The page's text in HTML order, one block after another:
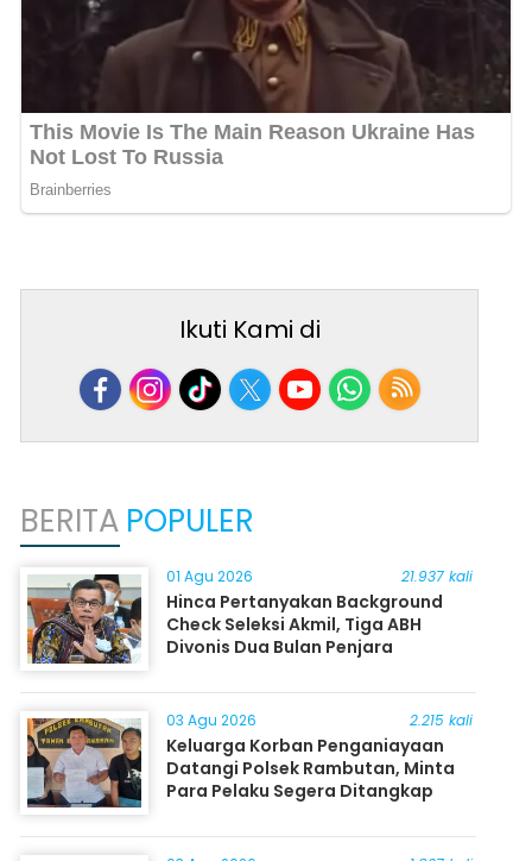
Ikuti Kami di
BERITA POPULER
01 Agu 2026 21.937 kali
Hinca Pertanyakan Background
Check Seleksi Akmil, Tiga ABH
Divonis Dua Bulan Penjara
03 Agu 2026 2.215 kali
Keluarga Korban Penganiayaan
Datangi Polsek Rambutan, Minta
Para Pelaku Segera Ditangkap